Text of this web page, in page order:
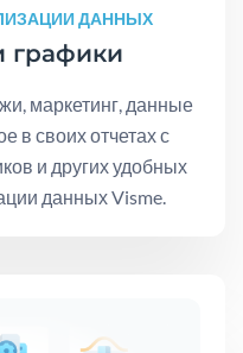
ДАННЫХ
графики
маркетинг, данные
в своих отчетах с
и других удобных
данных Visme.